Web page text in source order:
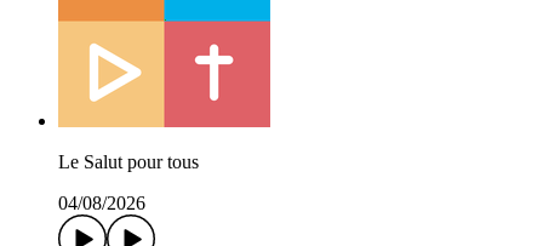
Le Salut pour tous
04/08/2026